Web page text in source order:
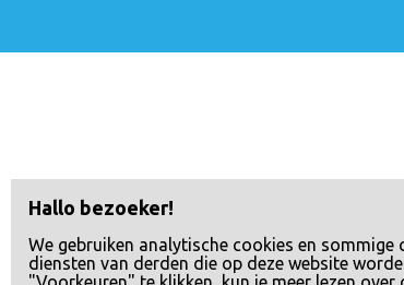
Hallo bezoeker!
We gebruiken analytische cookies en
diensten van derden die op deze website